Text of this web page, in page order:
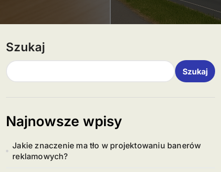
Szukaj
Szukaj
Najnowsze wpisy
Jakie znaczenie ma tło w projektowaniu banerów
reklamowych?